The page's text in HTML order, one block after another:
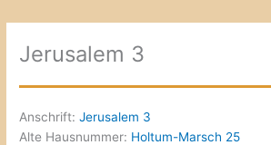
Jerusalem 3
Anschrift:Jerusalem 3
Alte Hausnummer: Holtum-Marsch 25